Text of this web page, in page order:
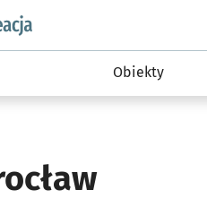
Sport i rekreacja
Obiekty